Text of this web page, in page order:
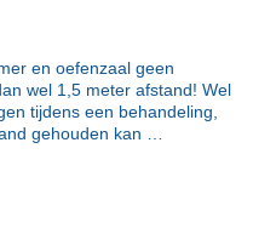
en oefenzaal geen
wel 1,5 meter afstand! Wel
tijdens een behandeling,
gehouden kan …